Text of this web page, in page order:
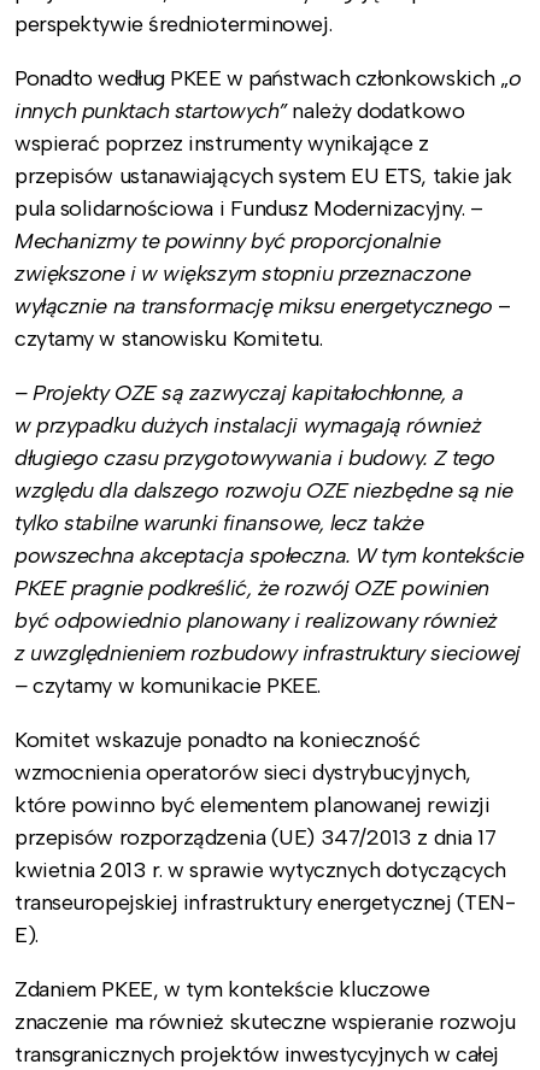
perspektywie średnioterminowej.
Ponadto według PKEE w państwach członkowskich „o
innych punktach startowych”należy dodatkowo
wspierać poprzez instrumenty wynikające z
przepisów ustanawiających system EU ETS, takie jak
pula solidarnościowa i Fundusz Modernizacyjny. –
Mechanizmy te powinny być proporcjonalnie
zwiększone i w większym stopniu przeznaczone
wyłącznie na transformację miksu energetycznego –
czytamy w stanowisku Komitetu.
– Projekty OZE są zazwyczaj kapitałochłonne, a
w przypadku dużych instalacji wymagają również
długiego czasu przygotowywania i budowy. Z tego
względu dla dalszego rozwoju OZE niezbędne są nie
tylko stabilne warunki finansowe, lecz także
powszechna akceptacja społeczna. W tym kontekście
PKEE pragnie podkreślić, że rozwój OZE powinien
być odpowiednio planowany i realizowany również
z uwzględnieniem rozbudowy infrastruktury sieciowej
–czytamy w komunikacie PKEE.
Komitet wskazuje ponadto na konieczność
wzmocnienia operatorów sieci dystrybucyjnych,
które powinno być elementem planowanej rewizji
przepisów rozporządzenia (UE) 347/2013 z dnia 17
kwietnia 2013 r. w sprawie wytycznych dotyczących
transeuropejskiej infrastruktury energetycznej (TEN-
E).
Zdaniem PKEE, w tym kontekście kluczowe
znaczenie ma również skuteczne wspieranie rozwoju
transgranicznych projektów inwestycyjnych w całej